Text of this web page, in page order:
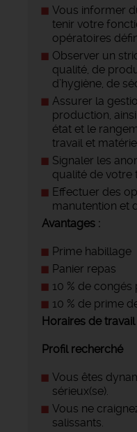
Vous informer
tenir votre
opératoires
Observer un
qualité, de
d’hygiène, de
Assurer la
production,
état et le
travail et
Signaler les
qualité de votre
Effectuer des
manutention et
Avantages :
Prime habillage
Panier repas
10 % de congés
10 % de prime
Horaires de travail
Profil recherché
Vous êtes
sérieux(se).
Vous ne
salissants.